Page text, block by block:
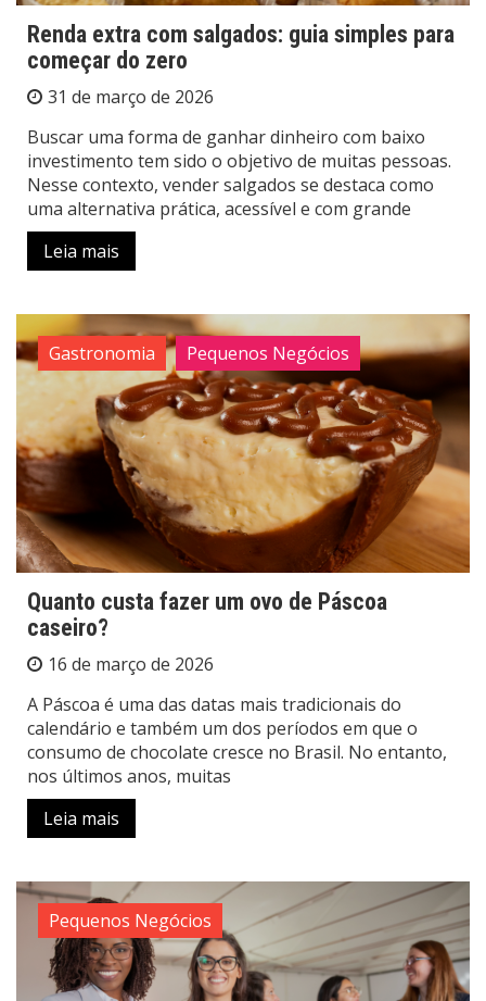
Renda extra com salgados: guia simples para
começar do zero
31 de março de 2026
Buscar uma forma de ganhar dinheiro com baixo
investimento tem sido o objetivo de muitas pessoas.
Nesse contexto, vender salgados se destaca como
uma alternativa prática, acessível e com grande
Leia mais
Gastronomia Pequenos Negócios
Quanto custa fazer um ovo de Páscoa
caseiro?
16 de março de 2026
A Páscoa é uma das datas mais tradicionais do
calendário e também um dos períodos em que o
consumo de chocolate cresce no Brasil. No entanto,
nos últimos anos, muitas
Leia mais
Pequenos Negócios